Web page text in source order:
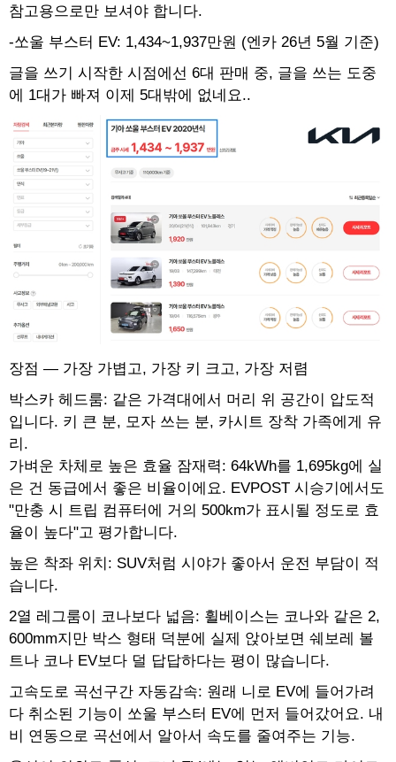
참고용으로만 보셔야 합니다.
-쏘울 부스터 EV: 1,434~1,937만원 (엔카 26년 5월 기준)
글을 쓰기 시작한 시점에선 6대 판매 중, 글을 쓰는 도중
에 1대가 빠져 이제 5대밖에 없네요..
장점 — 가장 가볍고, 가장 키 크고, 가장 저렴
박스카 헤드룸: 같은 가격대에서 머리 위 공간이 압도적
입니다. 키 큰 분, 모자 쓰는 분, 카시트 장착 가족에게 유
리.
가벼운 차체로 높은 효율 잠재력: 64kWh를 1,695kg에 실
은 건 동급에서 좋은 비율이에요. EVPOST 시승기에서도
"만충 시 트립 컴퓨터에 거의 500km가 표시될 정도로 효
율이 높다"고 평가합니다.
높은 착좌 위치: SUV처럼 시야가 좋아서 운전 부담이 적
습니다.
2열 레그룸이 코나보다 넓음: 휠베이스는 코나와 같은 2,
600mm지만 박스 형태 덕분에 실제 앉아보면 쉐보레 볼
트나 코나 EV보다 덜 답답하다는 평이 많습니다.
고속도로 곡선구간 자동감속: 원래 니로 EV에 들어가려
다 취소된 기능이 쏘울 부스터 EV에 먼저 들어갔어요. 내
비 연동으로 곡선에서 알아서 속도를 줄여주는 기능.